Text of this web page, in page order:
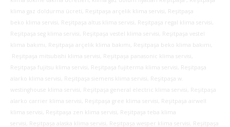
klima gaz doldurma ücreti, Reşitpaşa arçelik klima servisi, Reşitpaşa
beko klima servisi, Reşitpaşa altus klima servisi, Reşitpaşa regal klima servisi,
Reşitpaşa seg klima servisi, Reşitpaşa vestel klima servisi, Reşitpaşa vestel
klima bakımı, Reşitpaşa arçelik klima bakımı, Reşitpaşa beko klima bakımı,
Reşitpaşa mitsubishi klima servisi, Reşitpaşa panasonic klima servisi,
Reşitpaşa fujitsu klima servisi, Reşitpaşa fujiterma klima servisi, Reşitpaşa
alarko klima servisi, Reşitpaşa siemens klima servisi, Reşitpaşa w.
westinghouse klima servisi, Reşitpaşa general electric klima servisi, Reşitpaşa
alarko carrier klima servisi, Reşitpaşa gree klima servisi, Reşitpaşa airwell
klima servisi, Reşitpaşa zen klima servisi, Reşitpaşa teba klima
servisi, Reşitpaşa alaska klima servisi, Reşitpaşa wesper klima servisi, Reşitpaşa